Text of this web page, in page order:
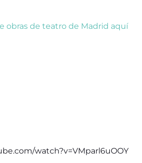
obras de teatro de Madrid aquí
watch?v=VMparl6uOOY